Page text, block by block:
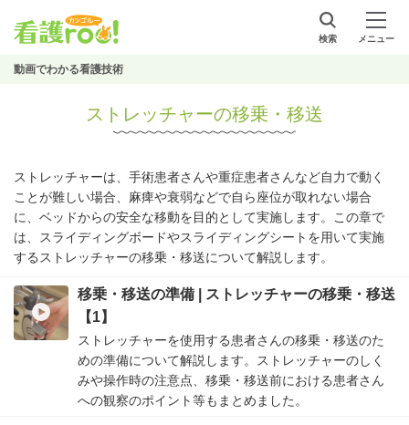
検索 メニュー
動画でわかる看護技術
ストレッチャーの移乗・移送
ストレッチャーは、手術患者さんや重症患者さんなど自力で動く
ことが難しい場合、麻痺や衰弱などで自ら座位が取れない場合
に、ベッドからの安全な移動を目的として実施します。この章で
は、スライディングボードやスライディングシートを用いて実施
するストレッチャーの移乗・移送について解説します。
移乗・移送の準備 | ストレッチャーの移乗・移送
【1】
ストレッチャーを使用する患者さんの移乗・移送のた
めの準備について解説します。ストレッチャーのしく
みや操作時の注意点、移乗・移送前における患者さん
への観察のポイント等もまとめました。